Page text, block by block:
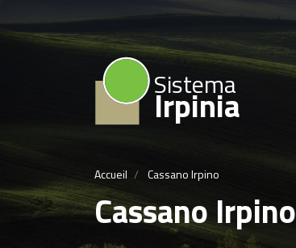
Sistema
Irpinia
Accueil Cassano Irpino
Cassano Irpino